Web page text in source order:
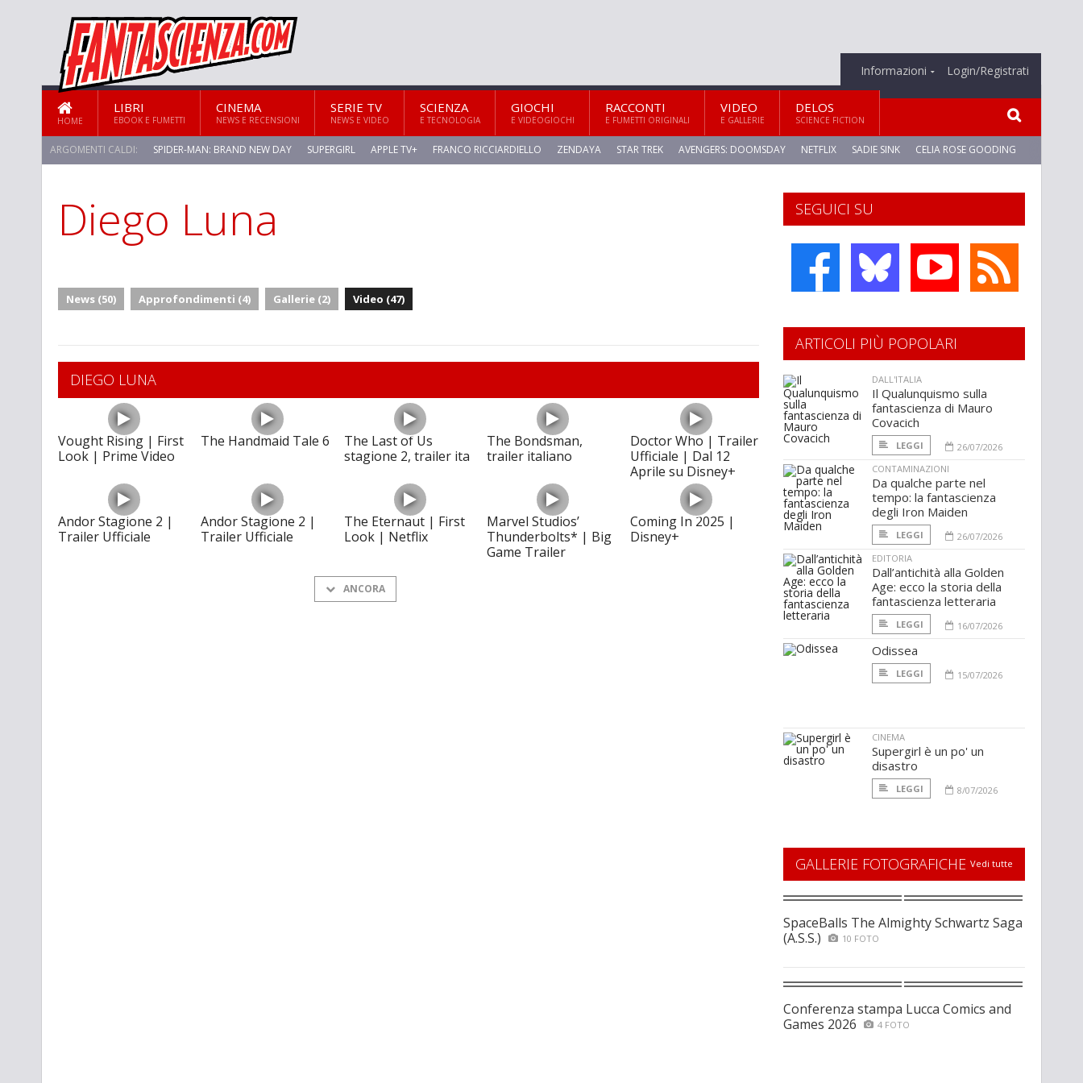
Informazioni Login/Registrati
HOME
LIBRI
EBOOK E FUMETTI
CINEMA
NEWS E RECENSIONI
SERIE TV
NEWS E VIDEO
SCIENZA
E TECNOLOGIA
GIOCHI
E VIDEOGIOCHI
RACCONTI
E FUMETTI ORIGINALI
VIDEO
E GALLERIE
DELOS
SCIENCE FICTION
ARGOMENTI CALDI: SPIDER-MAN: BRAND NEW DAY SUPERGIRL APPLE TV+ FRANCO RICCIARDIELLO ZENDAYA STAR TREK AVENGERS: DOOMSDAY NETFLIX SADIE SINK CELIA ROSE GOODING
Diego Luna
News (50) Approfondimenti (4) Gallerie (2) Video (47)
DIEGO LUNA
Vought Rising | First
Look | Prime Video
The Handmaid Tale 6
The Last of Us
stagione 2, trailer ita
The Bondsman,
trailer italiano
Doctor Who | Trailer
Ufficiale | Dal 12
Aprile su Disney+
Andor Stagione 2 |
Trailer Ufficiale
Andor Stagione 2 |
Trailer Ufficiale
The Eternaut | First
Look | Netflix
Marvel Studios’
Thunderbolts* | Big
Game Trailer
Coming In 2025 |
Disney+
ANCORA
SEGUICI SU
ARTICOLI PIÙ POPOLARI
DALL'ITALIA
Il Qualunquismo sulla
fantascienza di Mauro
Covacich
LEGGI
26/07/2026
CONTAMINAZIONI
Da qualche parte nel
tempo: la fantascienza
degli Iron Maiden
LEGGI
26/07/2026
EDITORIA
Dall’antichità alla Golden
Age: ecco la storia della
fantascienza letteraria
LEGGI 16/07/2026
Odissea
LEGGI 15/07/2026
CINEMA
Supergirl è un po' un
disastro
LEGGI 8/07/2026
GALLERIE FOTOGRAFICHE Vedi tutte
SpaceBalls The Almighty Schwartz Saga
(A.S.S.)
10 FOTO
Conferenza stampa Lucca Comics and
Games 2026
4 FOTO